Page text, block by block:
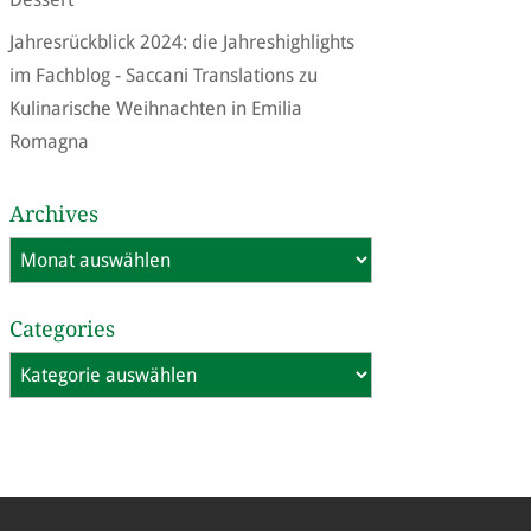
Jahresrückblick 2024: die Jahreshighlights
im Fachblog - Saccani Translationszu
Kulinarische Weihnachten in Emilia
Romagna
Archives
Archives
Categories
Categories